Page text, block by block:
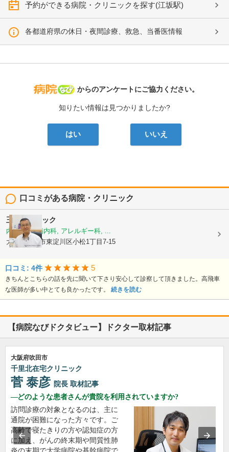
予約ができる病院・クリニックを探す(江坂駅)
各都道府県の休日・夜間診療、救急、当番医情報
病院なび
からのアンケートにご協力ください。
知りたい情報は見つかりましたか?
はい いいえ
口コミがある病院・クリニック
玉谷クリニック
内科, 糖尿病内科, アレルギー科, ...
大阪府大阪市東淀川区小松1丁目7-15
口コミ: 4件 5
きちんとこちらの話を先に聞いて下さり安心して診察して頂きました。高飛車
な医師が多い中とても良かったです。 続きを読む
【病院なびドクタビュー】ドクター取材記事
大阪府吹田市
千里北在宅クリニック
菅 泰彦 院長 取材記事
どのような患者さんが貴院を利用されていますか?
訪問診療の対象となるのは、主に
通院が困難になった方々です。ご
高齢で寝たきりの方や認知症の方
に加え、がんの終末期や間質性肺